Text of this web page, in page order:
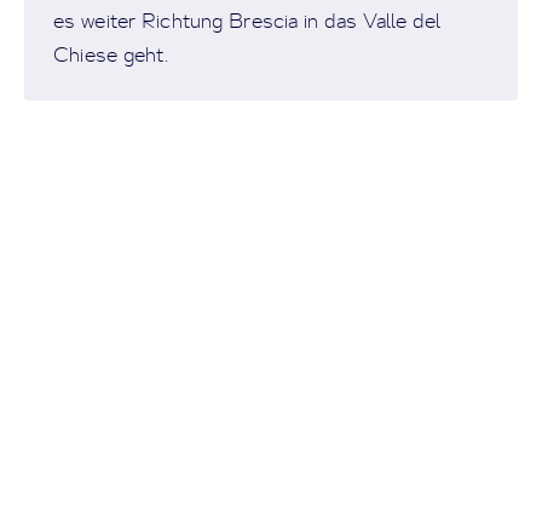
es weiter Richtung Brescia in das Valle del
Chiese geht.